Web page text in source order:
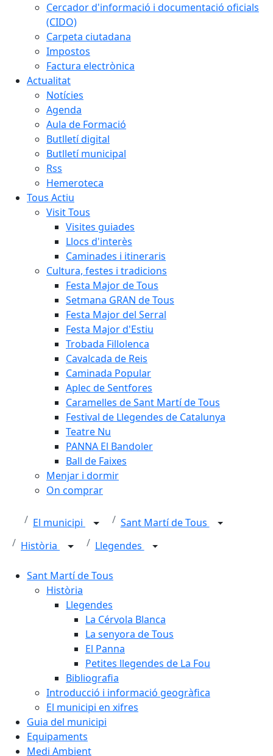
Cercador d'informació i documentació oficials
(CIDO)
Carpeta ciutadana
Impostos
Factura electrònica
Actualitat
Notícies
Agenda
Aula de Formació
Butlletí digital
Butlletí municipal
Rss
Hemeroteca
Tous Actiu
Visit Tous
Visites guiades
Llocs d'interès
Caminades i itineraris
Cultura, festes i tradicions
Festa Major de Tous
Setmana GRAN de Tous
Festa Major del Serral
Festa Major d'Estiu
Trobada Fillolenca
Cavalcada de Reis
Caminada Popular
Aplec de Sentfores
Caramelles de Sant Martí de Tous
Festival de Llegendes de Catalunya
Teatre Nu
PANNA El Bandoler
Ball de Faixes
Menjar i dormir
On comprar
El municipi
Sant Martí de Tous
Història
Llegendes
Sant Martí de Tous
Història
Llegendes
La Cérvola Blanca
La senyora de Tous
El Panna
Petites llegendes de La Fou
Bibliografia
Introducció i informació geogràfica
El municipi en xifres
Guia del municipi
Equipaments
Medi Ambient